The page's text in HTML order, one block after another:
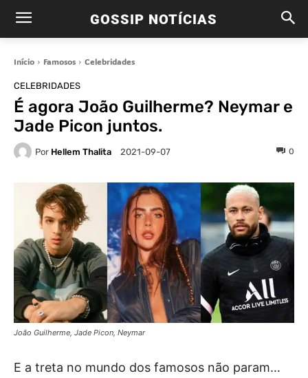
GOSSIP NOTÍCIAS
Início Famosos Celebridades
CELEBRIDADES
É agora João Guilherme? Neymar e
Jade Picon juntos.
Por Hellem Thalita 2021-09-07 0
João Guilherme, Jade Picon, Neymar
E a treta no mundo dos famosos não param…